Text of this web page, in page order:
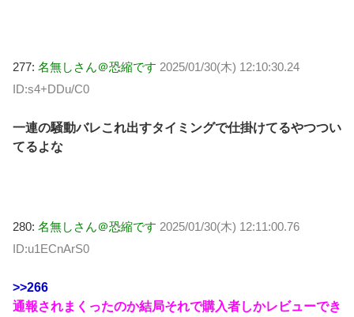
277: 名無しさん＠恐縮です 2025/01/30(木) 12:10:30.24
ID:s4+DDu/C0
一連の騒動バレこれ出すタイミングで仕掛けてるやつつい
てるよな
280: 名無しさん＠恐縮です 2025/01/30(木) 12:11:00.76
ID:u1ECnArS0
>>266
通報されまくったのか結局それで購入者しかレビューでき